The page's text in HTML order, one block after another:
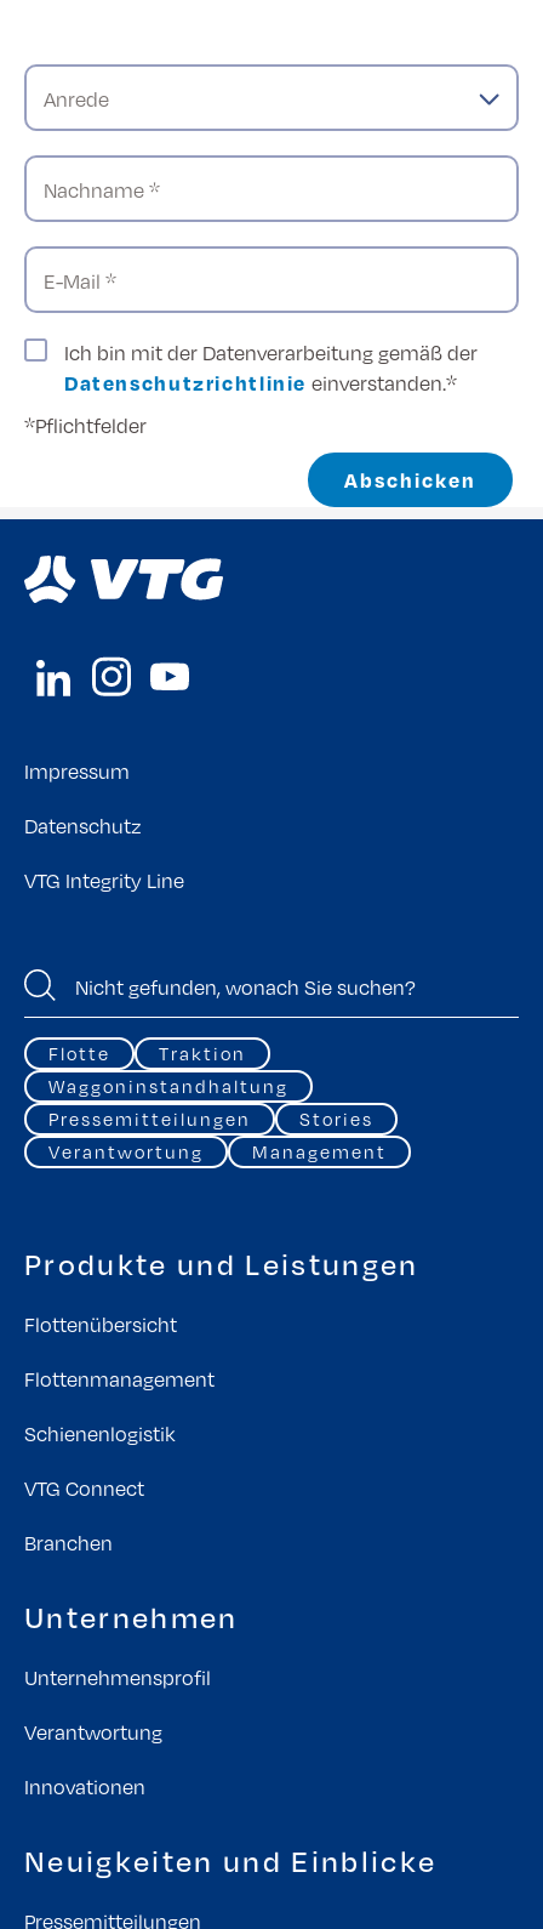
Anrede
Nachname *
E-Mail *
Ich bin mit der Datenverarbeitung gemäß der
Datenschutzrichtlinie einverstanden.*
*Pflichtfelder
Abschicken
Impressum
Datenschutz
VTG Integrity Line
Flotte
Traktion
Waggoninstandhaltung
Pressemitteilungen
Stories
Verantwortung
Management
Produkte und Leistungen
Flottenübersicht
Flottenmanagement
Schienenlogistik
VTG Connect
Branchen
Unternehmen
Unternehmensprofil
Verantwortung
Innovationen
Neuigkeiten und Einblicke
Pressemitteilungen